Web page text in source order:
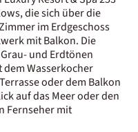
die sich über die
im Erdgeschoss
mit Balkon. Die
und Erdtönen
dem Wasserkocher
oder dem Balkon
auf das Meer oder den
Fernseher mit